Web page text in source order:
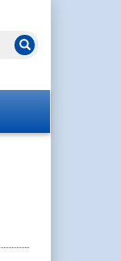
Suche starten